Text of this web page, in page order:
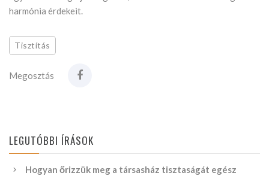
harmónia érdekeit.
Tisztítás
Megosztás
LEGUTÓBBI ÍRÁSOK
Hogyan őrizzük meg a társasház tisztaságát egész